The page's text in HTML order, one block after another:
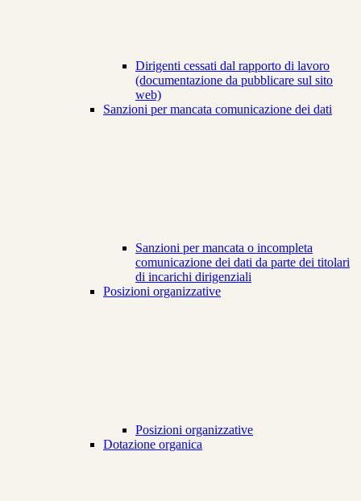
Dirigenti cessati dal rapporto di lavoro
(documentazione da pubblicare sul sito
web)
Sanzioni per mancata comunicazione dei dati
Sanzioni per mancata o incompleta
comunicazione dei dati da parte dei titolari
di incarichi dirigenziali
Posizioni organizzative
Posizioni organizzative
Dotazione organica